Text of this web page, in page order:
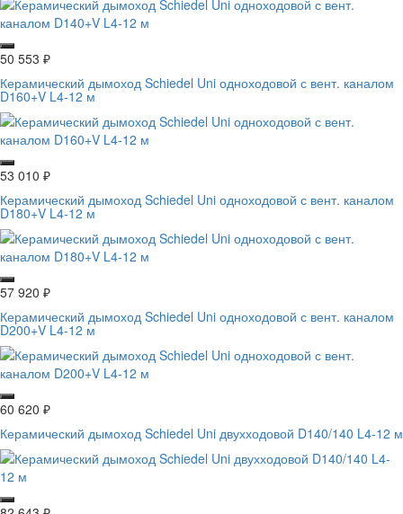
50 553 ₽
Керамический дымоход Schiedel Uni одноходовой с вент. каналом
D160+V L4-12 м
53 010 ₽
Керамический дымоход Schiedel Uni одноходовой с вент. каналом
D180+V L4-12 м
57 920 ₽
Керамический дымоход Schiedel Uni одноходовой с вент. каналом
D200+V L4-12 м
60 620 ₽
Керамический дымоход Schiedel Uni двухходовой D140/140 L4-12 м